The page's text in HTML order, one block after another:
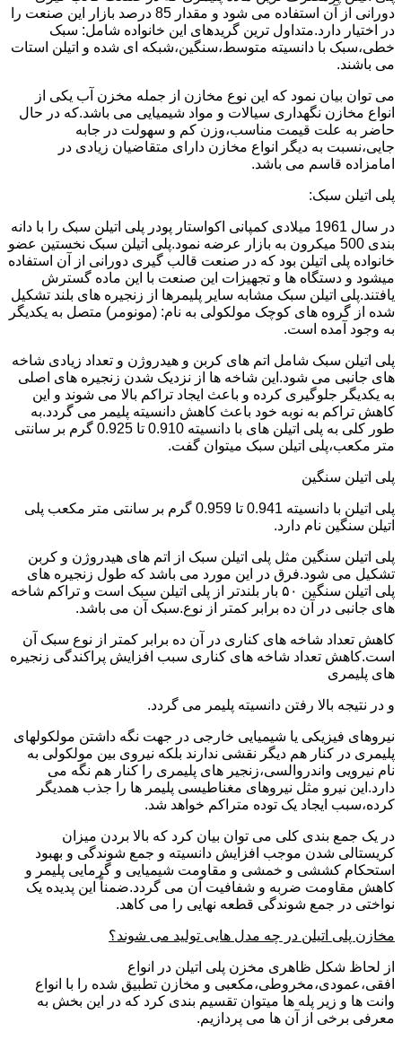
دورانی از آن استفاده می شود و مقدار 85 درصد بازار این صنعت را
در اختیار دارد.متداول ترین گریدهای این خانواده شامل: سبک
خطی،سبک با دانسیته متوسط،سنگین،شبکه ای شده و اتیلن استات
می باشند.
می توان بیان نمود که این نوع مخازن از جمله مخزن آب یکی از
انواع مخازن نگهداری سیالات و مواد شیمیایی می باشد.که در حال
حاضر به علت قیمت مناسب،وزن کم و سهولت در جابه
جایی،نسبت به دیگر انواع مخازن دارای متقاضیان زیادی در
امامزاده قاسم می باشد.
پلی اتیلن سبک:
در سال 1961 میلادی کمپانی اکواستار پودر پلی اتیلن سبک را با دانه
بندی 500 میکرون به بازار عرضه نمود.پلی اتیلن سبک نخستین عضو
خانواده پلی اتیلن بود که در صنعت قالب گیری دورانی از آن استفاده
میشود و دستگاه ها و تجهیزات این صنعت با این ماده گسترش
یافتند.پلی اتیلن سبک مشابه سایر پلیمرها از زنجیره های بلند تشکیل
شده از گروه های کوچک مولکولی به نام: (مونومر) متصل به یکدیگر
به وجود آمده است.
پلی اتیلن سبک شامل اتم های کربن و هیدروژن و تعداد زیادی شاخه
های جانبی می شود.این شاخه ها از نزدیک شدن زنجیره های اصلی
به یکدیگر جلوگیری کرده و باعث ایجاد تراکم بالا می شوند و این
کاهش تراکم به نوبه خود باعث کاهش دانسیته پلیمر می گردد.به
طور کلی به پلی اتیلن های با دانسیته 0.910 تا 0.925 گرم بر سانتی
متر مکعب،پلی اتیلن سبک میتوان گفت.
پلی اتیلن سنگین
پلی اتیلن با دانسیته 0.941 تا 0.959 گرم بر سانتی متر مکعب پلی
اتیلن سنگین نام دارد.
پلی اتیلن سنگین مثل پلی اتیلن سبک از اتم های هیدروژن و کربن
تشکیل می شود.فرق در این مورد می باشد که طول زنجیره های
پلی اتیلن سنگین ۵۰ بار بلندتر از پلی اتیلن سبک است و تراکم شاخه
های جانبی در آن ده برابر کمتر از نوع.سبک آن می باشد.
کاهش تعداد شاخه های کناری در آن ده برابر کمتر از نوع سبک آن
است.کاهش تعداد شاخه های کناری سبب افزایش پراکندگی زنجیره
های پلیمری
و در نتیجه بالا رفتن دانسیته پلیمر می گردد.
نیروهای فیزیکی یا شیمیایی خارجی در جهت نگه داشتن مولکولهای
پلیمری در کنار هم دیگر نقشی ندارند بلکه نیروی بین مولکولی به
نام نیرویی واندروالسی،زنجیر های پلیمری را کنار هم نگه می
دارد.این نیرو مثل نیروهای مغناطیسی پلیمر ها را جذب همدیگر
کرده،سبب ایجاد یک توده متراکم خواهد شد.
در یک جمع بندی کلی می توان بیان کرد که بالا بردن میزان
کریستالی شدن موجب افزایش دانسیته و جمع شوندگی و بهبود
استحکام کششی و خمشی و مقاومت شیمیایی و گرمایی پلیمر و
کاهش مقاومت ضربه و شفافیت آن می گردد.ضمناً این پدیده یک
نواختی در جمع شوندگی قطعه نهایی را می کاهد.
مخازن پلی اتیلن در چه مدل هایی تولید می شوند؟
از لحاظ شکل ظاهری مخزن پلی اتیلن در انواع
افقی،عمودی،مخروطی،مکعبی و مخازن تطبیق شده را با انواع
وانت ها و زیر پله ها میتوان تقسیم بندی کرد که در این بخش به
معرفی برخی از آن ها می پردازیم.